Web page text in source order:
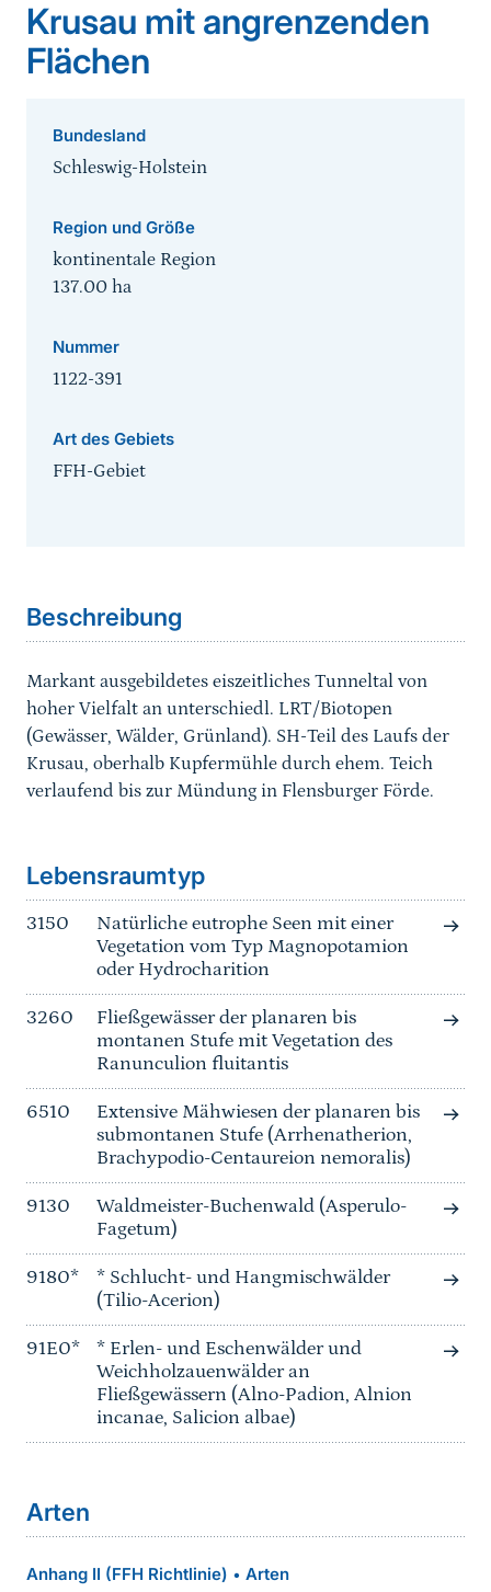
Krusau mit angrenzenden
Flächen
Bundesland
Schleswig-Holstein
Region und Größe
kontinentale Region
137.00 ha
Nummer
1122-391
Art des Gebiets
FFH-Gebiet
Beschreibung
Markant ausgebildetes eiszeitliches Tunneltal von
hoher Vielfalt an unterschiedl. LRT/Biotopen
(Gewässer, Wälder, Grünland). SH-Teil des Laufs der
Krusau, oberhalb Kupfermühle durch ehem. Teich
verlaufend bis zur Mündung in Flensburger Förde.
Lebensraumtyp
3150
Natürliche eutrophe Seen mit einer
Vegetation vom Typ Magnopotamion
oder Hydrocharition
3260
Fließgewässer der planaren bis
montanen Stufe mit Vegetation des
Ranunculion fluitantis
6510
Extensive Mähwiesen der planaren bis
submontanen Stufe (Arrhenatherion,
Brachypodio-Centaureion nemoralis)
9130
Waldmeister-Buchenwald (Asperulo-
Fagetum)
9180*
* Schlucht- und Hangmischwälder
(Tilio-Acerion)
91E0*
* Erlen- und Eschenwälder und
Weichholzauenwälder an
Fließgewässern (Alno-Padion, Alnion
incanae, Salicion albae)
Arten
Anhang II (FFH Richtlinie) • Arten